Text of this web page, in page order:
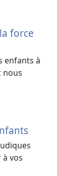
force
enfants à
nous
vos